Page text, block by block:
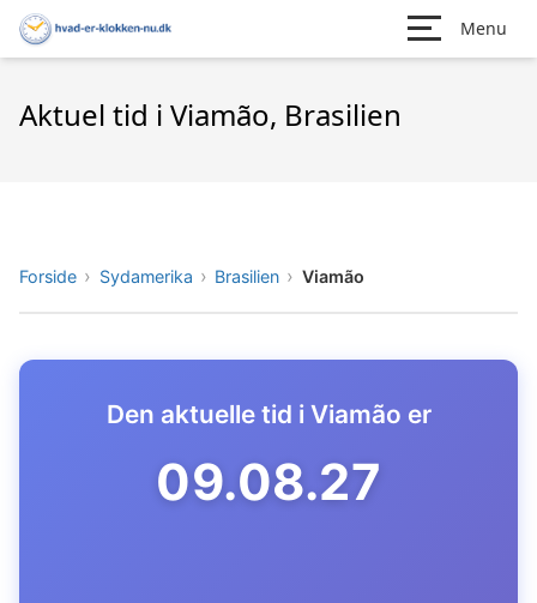
Menu
Aktuel tid i Viamão, Brasilien
Forside Sydamerika Brasilien Viamão
Den aktuelle tid i Viamão er
09.08.28